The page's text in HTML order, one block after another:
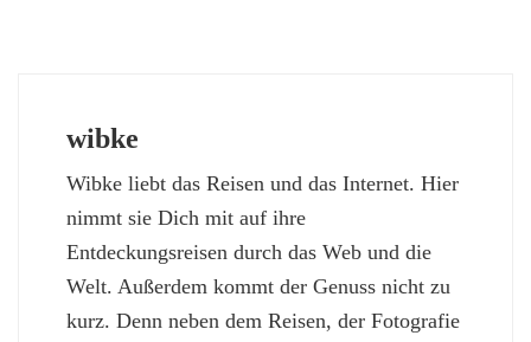
wibke
Wibke liebt das Reisen und das Internet. Hier
nimmt sie Dich mit auf ihre
Entdeckungsreisen durch das Web und die
Welt. Außerdem kommt der Genuss nicht zu
kurz. Denn neben dem Reisen, der Fotografie